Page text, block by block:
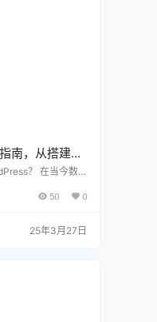
南，从搭建到
？ 在当今数
WordPress 作为全
在 WordPress 的
管版(WordPress.
50 0
25年3月27日